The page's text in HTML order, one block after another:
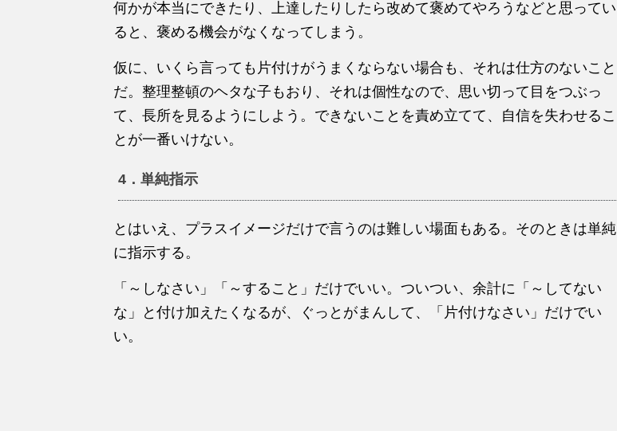
何かが本当にできたり、上達したりしたら改めて褒めてやろうなどと思ってい
ると、褒める機会がなくなってしまう。
仮に、いくら言っても片付けがうまくならない場合も、それは仕方のないこと
だ。整理整頓のヘタな子もおり、それは個性なので、思い切って目をつぶっ
て、長所を見るようにしよう。できないことを責め立てて、自信を失わせるこ
とが一番いけない。
4．単純指示
とはいえ、プラスイメージだけで言うのは難しい場面もある。そのときは単純
に指示する。
「～しなさい」「～すること」だけでいい。ついつい、余計に「～してない
な」と付け加えたくなるが、ぐっとがまんして、「片付けなさい」だけでい
い。